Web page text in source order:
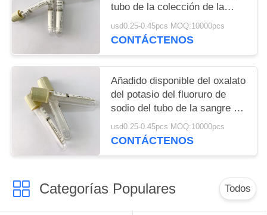
tubo de la colección de la
sangre del ANIMAL
DOMÉSTICO
usd0.25-0.45pcs MOQ:10000pcs
CONTÁCTENOS
Añadido disponible del oxalato
del potasio del fluoruro de
sodio del tubo de la sangre de
la glucosa
usd0.25-0.45pcs MOQ:10000pcs
CONTÁCTENOS
Categorías Populares Todos